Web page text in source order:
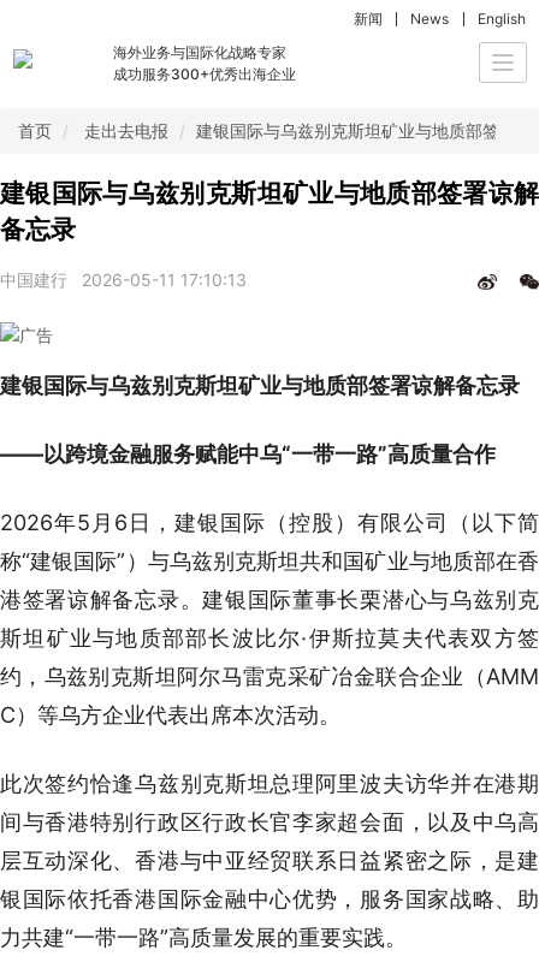
海外业务与国际化战略专家
成功服务300+优秀出海企业
新闻 News English
首页 走出去电报 建银国际与乌兹别克斯坦矿业与地质部签署谅
建银国际与乌兹别克斯坦矿业与地质部签署谅解
备忘录
中国建行 2026-05-11 17:10:13
建银国际与乌兹别克斯坦矿业与地质部签署谅解备忘录
——以跨境金融服务赋能中乌“一带一路”高质量合作
2026年5月6日，建银国际（控股）有限公司（以下简
称“建银国际”）与乌兹别克斯坦共和国矿业与地质部在香
港签署谅解备忘录。建银国际董事长栗潜心与乌兹别克
斯坦矿业与地质部部长波比尔·伊斯拉莫夫代表双方签
约，乌兹别克斯坦阿尔马雷克采矿冶金联合企业（AMM
C）等乌方企业代表出席本次活动。
此次签约恰逢乌兹别克斯坦总理阿里波夫访华并在港期
间与香港特别行政区行政长官李家超会面，以及中乌高
层互动深化、香港与中亚经贸联系日益紧密之际，是建
银国际依托香港国际金融中心优势，服务国家战略、助
力共建“一带一路”高质量发展的重要实践。